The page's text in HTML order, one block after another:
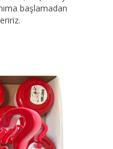
başlamadan